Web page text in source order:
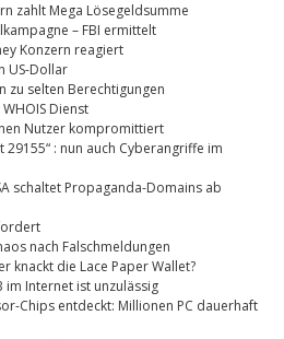
zahlt Mega Lösegeldsumme
– FBI ermittelt
Konzern reagiert
US-Dollar
zu selten Berechtigungen
Dienst
Nutzer kompromittiert
: nun auch Cyberangriffe im
schaltet Propaganda-Domains ab
nach Falschmeldungen
knackt die Lace Paper Wallet?
im Internet ist unzulässig
Chips entdeckt: Millionen PC dauerhaft